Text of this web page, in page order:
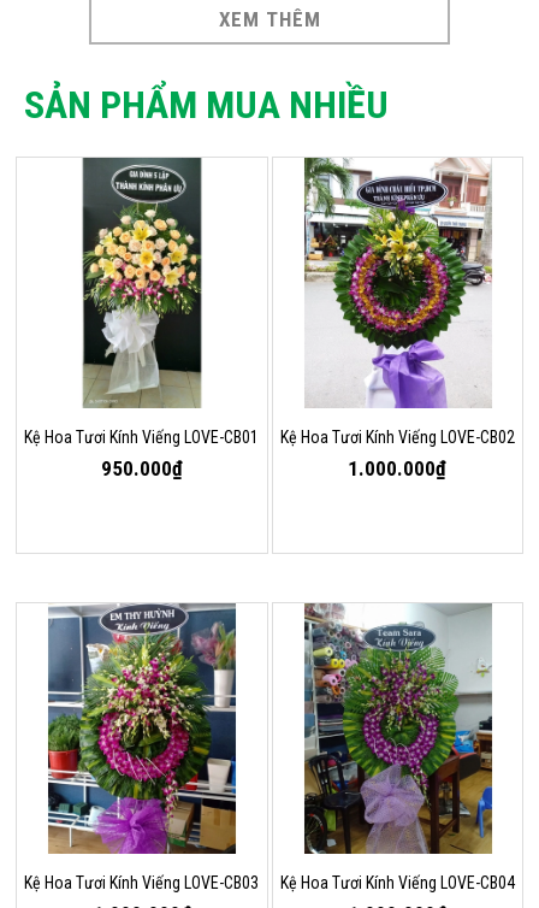
XEM THÊM
SẢN PHẨM MUA NHIỀU
Kệ Hoa Tươi Kính Viếng LOVE-CB01
950.000₫
Kệ Hoa Tươi Kính Viếng LOVE-CB02
1.000.000₫
Kệ Hoa Tươi Kính Viếng LOVE-CB03 Kệ Hoa Tươi Kính Viếng LOVE-CB04